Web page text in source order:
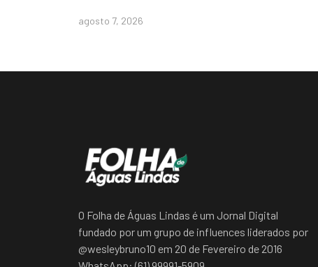
agosto 7, 2026
O Folha de Águas Lindas é um Jornal Digital
fundado por um grupo de influences liderados por
@wesleybruno10 em 20 de Fevereiro de 2016